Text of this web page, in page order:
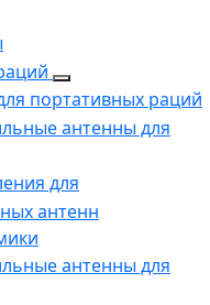
портативных раций
антенны для
для
антенн
антенны для